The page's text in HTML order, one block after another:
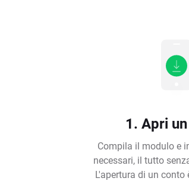
1. Apri
Compila il modulo e
necessari, il tutto
L'apertura di un